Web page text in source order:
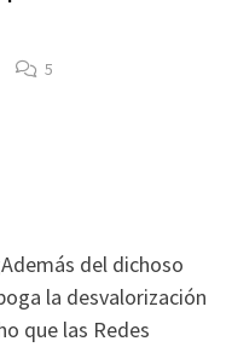
5
del dichoso
la desvalorización
que las Redes